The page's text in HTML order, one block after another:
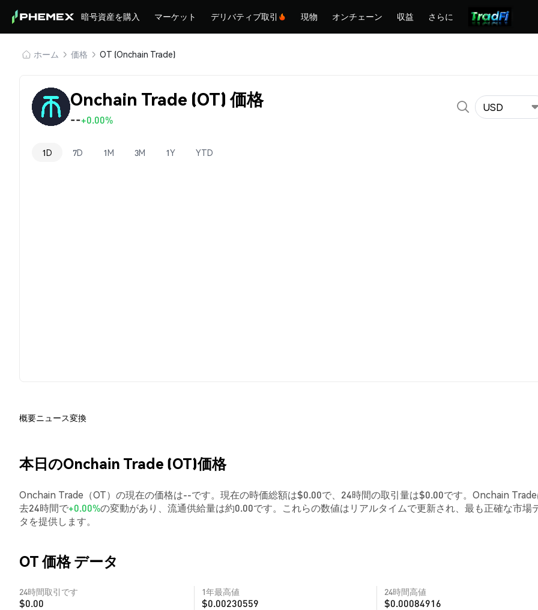
暗号資産を購入 マーケット デリバティブ取引 現物 オンチェーン 収益 さらに
ホーム 価格 OT (Onchain Trade)
Onchain Trade (OT) 価格
--+0.00%
USD
1D 7D 1M 3M 1Y YTD
概要ニュース変換
本日のOnchain Trade (OT)価格
Onchain Trade（OT）の現在の価格は--です。現在の時価総額は$0.00で、24時間の取引量は$0.00です。Onchain
去24時間で+0.00%の変動があり、流通供給量は約0.00です。これらの数値はリアルタイムで更新され、最も正確な市場
タを提供します。
OT 価格 データ
24時間取引です
$0.00
1年最高値
$0.00230559
24時間高値
$0.00084916